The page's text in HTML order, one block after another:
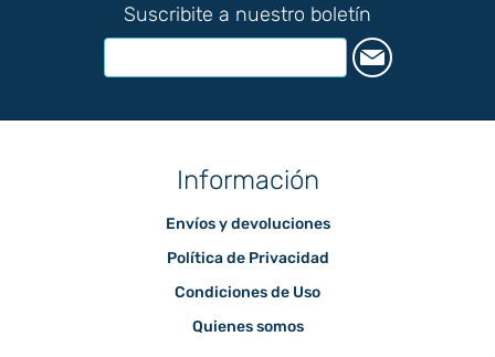
Suscribite a nuestro boletín
Información
Envíos y devoluciones
Política de Privacidad
Condiciones de Uso
Quienes somos